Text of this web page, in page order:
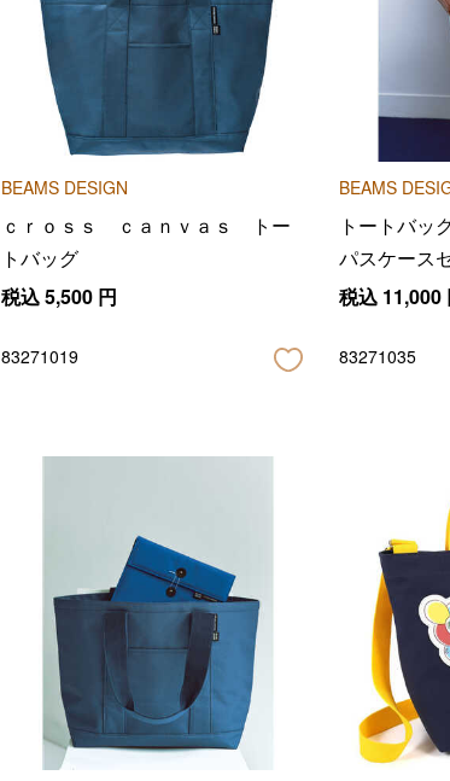
BEAMS DESIGN
ｃｒｏｓｓ ｃａｎｖａｓ トー
トバッグ
税込5,500 円
83271019
BEAMS
トートバッ
パスケース
税込 11,000
83271035